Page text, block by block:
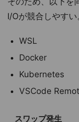
I/Oが競合しやすい
WSL
Docker
Kubernetes
VSCode
スワップ発生